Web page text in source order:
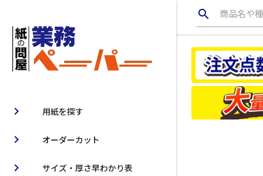
用紙を探す
chevron_right
オーダーカット
chevron_right
サイズ・厚さ早わかり表
chevron_right
search 商品名や